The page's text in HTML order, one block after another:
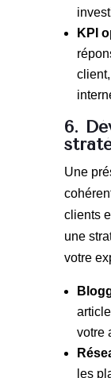
KPI
6.
Une
clients
une
votre
votre
les